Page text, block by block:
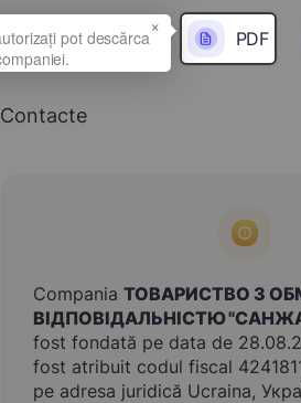
PDF
Contacte
Compania ТОВАРИСТВО З
ВІДПОВІДАЛЬНІСТЮ
fost fondată pe data de
fost atribuit codul fiscal
pe adresa juridică Ucraina,
×